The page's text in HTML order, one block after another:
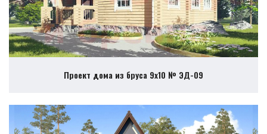
Проект дома из бруса 9х10 № ЭД-09